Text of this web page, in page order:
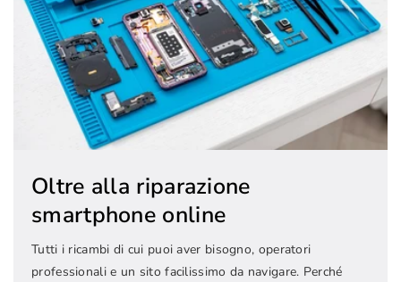
Oltre alla riparazione
smartphone online
Tutti i ricambi di cui puoi aver bisogno, operatori
professionali e un sito facilissimo da navigare. Perché